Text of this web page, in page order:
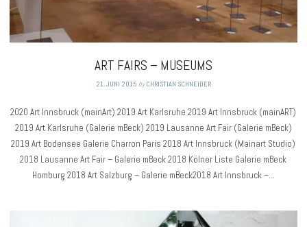
ART FAIRS – MUSEUMS
21. JUNI 2015 byCHRISTIAN SCHNEIDER
2020 Art Innsbruck (mainArt) 2019 Art Karlsruhe 2019 Art Innsbruck (mainART)
2019 Art Karlsruhe (Galerie mBeck) 2019 Lausanne Art Fair (Galerie mBeck)
2019 Art Bodensee Galerie Charron Paris 2018 Art Innsbruck (Mainart Studio)
2018 Lausanne Art Fair – Galerie mBeck 2018 Kölner Liste Galerie mBeck
Homburg 2018 Art Salzburg – Galerie mBeck2018 Art Innsbruck –…